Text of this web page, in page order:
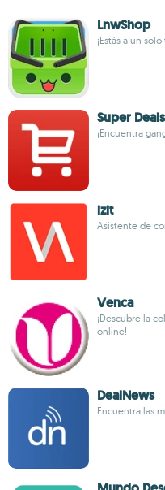
LnwShop
¡Estás a un
Super
¡Encuentra
izit
Asistente de
Venca
¡Descubre la
online!
DealNews
Encuentra las